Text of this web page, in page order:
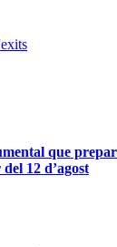
que
12 d’agost